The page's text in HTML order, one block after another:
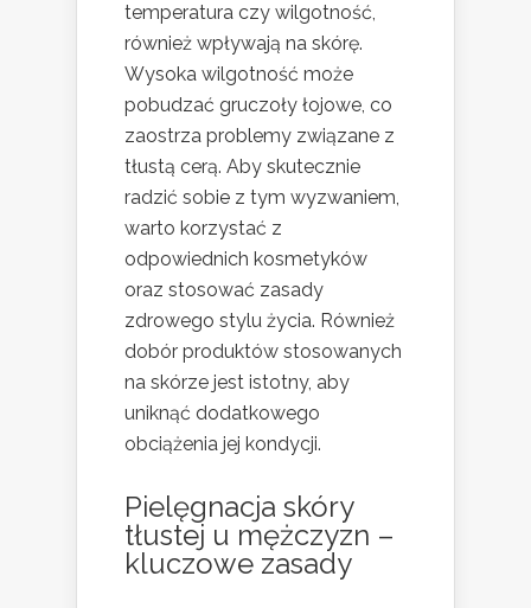
temperatura czy wilgotność,
również wpływają na skórę.
Wysoka wilgotność może
pobudzać gruczoły łojowe, co
zaostrza problemy związane z
tłustą cerą. Aby skutecznie
radzić sobie z tym wyzwaniem,
warto korzystać z
odpowiednich kosmetyków
oraz stosować zasady
zdrowego stylu życia. Również
dobór produktów stosowanych
na skórze jest istotny, aby
uniknąć dodatkowego
obciążenia jej kondycji.
Pielęgnacja skóry
tłustej u mężczyzn –
kluczowe zasady